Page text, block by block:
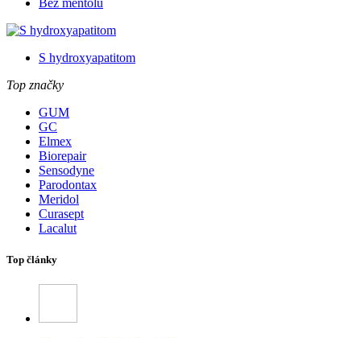
S hydroxyapatitom
Top značky
GUM
GC
Elmex
Biorepair
Sensodyne
Parodontax
Meridol
Curasept
Lacalut
Top články